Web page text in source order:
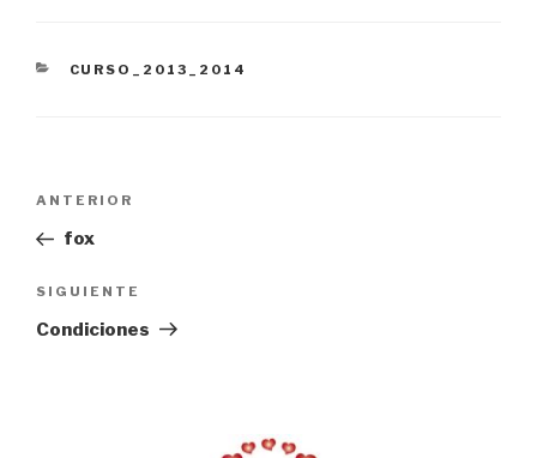
CATEGORÍAS
CURSO_2013_2014
entradas
Entrada
anterior:
ANTERIOR
fox
Siguiente
entrada
SIGUIENTE
Condiciones